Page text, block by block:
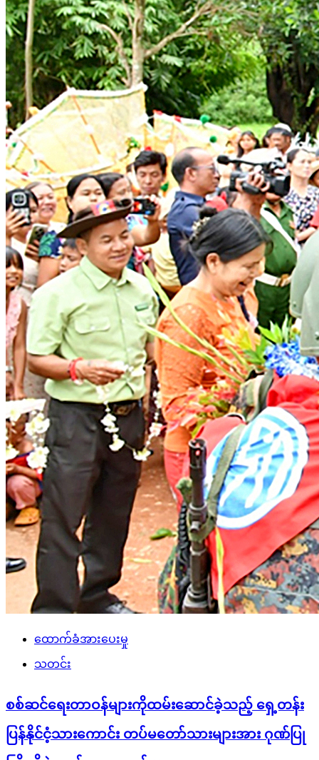
ထောက်ခံအားပေးမှု
သတင်း
စစ်ဆင်ရေးတာဝန်များကိုထမ်းဆောင်ခဲ့သည့် ရှေ့တန်း
ပြန်နိုင်ငံ့သားကောင်း တပ်မတော်သားများအား ဂုဏ်ပြု